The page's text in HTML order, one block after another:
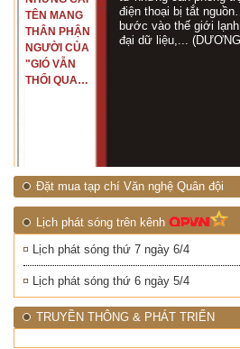
TÊN MANG
THÂN PHẬN
NGƯỜI CỦA
"GIÓ VẪN
THỔI QUA
điện thoại bị tắt
bước vào thế giới
đại dữ liệu,...
Đặt mua tạp chí Văn nghệ Quân đội
Lịch phát sóng trên kênh
Lịch phát sóng thứ 7 ngày 6/4
Lịch phát sóng thứ 6 ngày 5/4
TRUYỀN THÔNG & PHÁT TRIỂN